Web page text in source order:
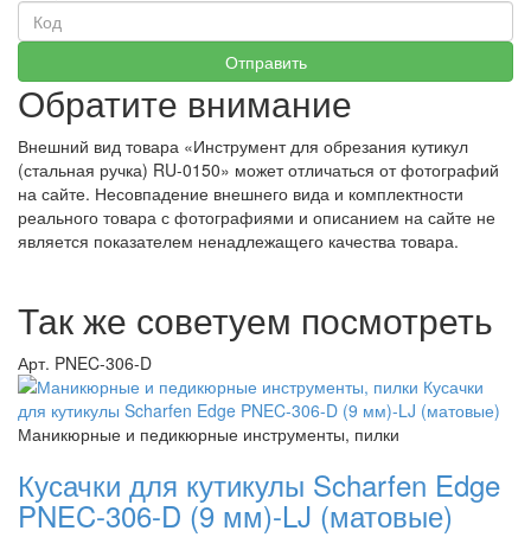
Обратите внимание
Внешний вид товара «Инструмент для обрезания кутикул
(стальная ручка) RU-0150» может отличаться от фотографий
на сайте. Несовпадение внешнего вида и комплектности
реального товара с фотографиями и описанием на сайте не
является показателем ненадлежащего качества товара.
Так же советуем посмотреть
Арт. PNEC-306-D
Маникюрные и педикюрные инструменты, пилки
Кусачки для кутикулы Scharfen Edge
PNEC-306-D (9 мм)-LJ (матовые)